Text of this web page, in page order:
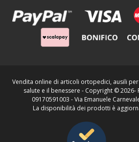
Vendita online di articoli ortopedici, ausili
salute e il benessere - Copyright ©2026-
09170591003 - Via Emanuele
La disponibilità dei prodotti è